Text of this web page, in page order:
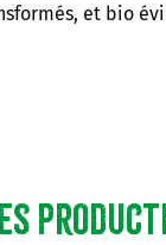
et bio